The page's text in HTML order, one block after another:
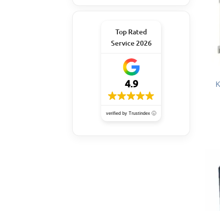
Top Rated
Service 2026
4.9
verified by Trustindex